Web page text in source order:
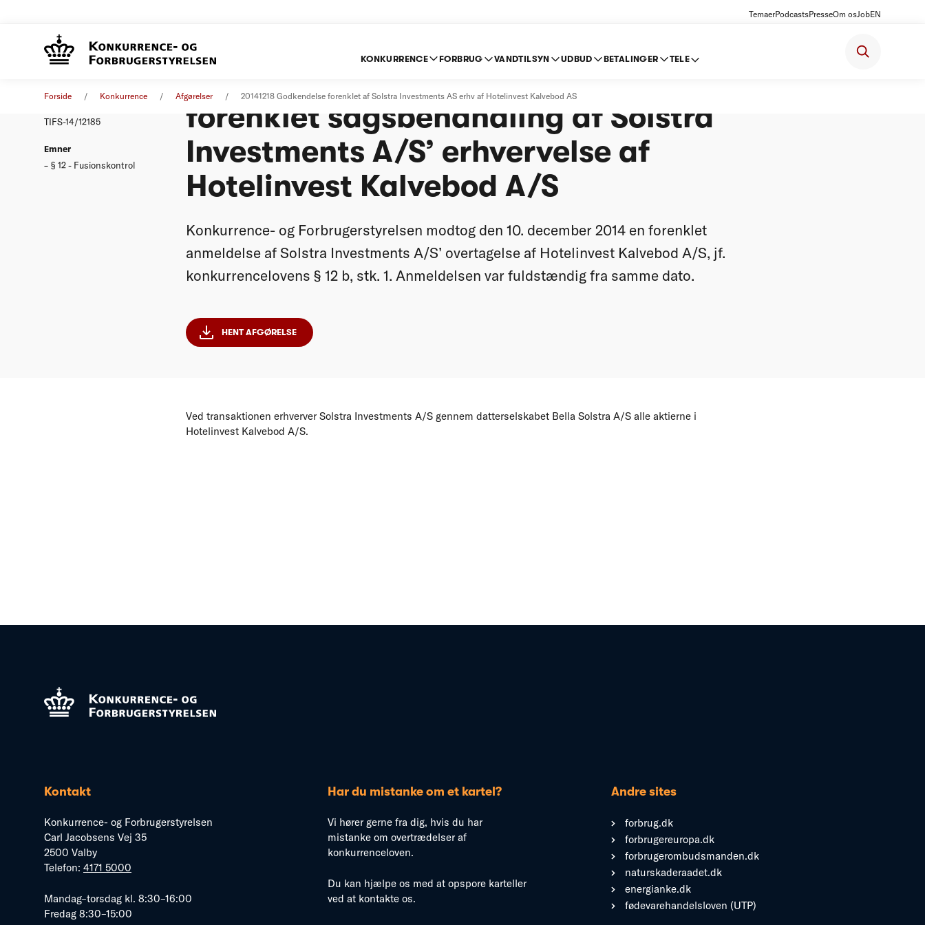
TemaerPodcastsPresseOm osJobEN
KONKURRENCE FORBRUG VANDTILSYN UDBUD BETALINGER TELE
Forside Konkurrence Afgørelser 20141218 Godkendelse forenklet af Solstra Investments AS erhv af Hotelinvest Kalvebod AS
TIFS-14/12185
Emner
§ 12 - Fusionskontrol
forenklet sagsbehandling af Solstra
Investments A/S’ erhvervelse af
Hotelinvest Kalvebod A/S
Konkurrence- og Forbrugerstyrelsen modtog den 10. december 2014 en forenklet
anmeldelse af Solstra Investments A/S’ overtagelse af Hotelinvest Kalvebod A/S, jf.
konkurrencelovens § 12 b, stk. 1. Anmeldelsen var fuldstændig fra samme dato.
HENT AFGØRELSE
Ved transaktionen erhverver Solstra Investments A/S gennem datterselskabet Bella Solstra A/S alle aktierne i
Hotelinvest Kalvebod A/S.
Kontakt
Konkurrence- og Forbrugerstyrelsen
Carl Jacobsens Vej 35
2500 Valby
Telefon: 4171 5000
Mandag–torsdag kl. 8:30–16:00
Fredag 8:30–15:00
Har du mistanke om et kartel?
Vi hører gerne fra dig, hvis du har
mistanke om overtrædelser af
konkurrenceloven.
Du kan hjælpe os med at opspore karteller
ved at kontakte os.
Andre sites
forbrug.dk
forbrugereuropa.dk
forbrugerombudsmanden.dk
naturskaderaadet.dk
energianke.dk
fødevarehandelsloven (UTP)